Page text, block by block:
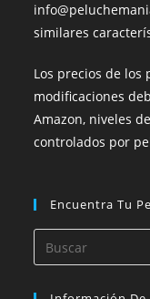
similares
Los precios de
modificaciones
Amazon, niveles
controlados por
Encuentra Tu